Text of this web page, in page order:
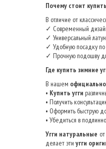
Почему стоит
В отличие от
✓ Современный
✓ Универсальный
✓ Удобную посадку по
✓ Прочную подошву
Где купить зимние
В нашем
• Купить угги
• Получить
• Оформить быструю
• Убедиться в
Угги натуральные
делает эти угги